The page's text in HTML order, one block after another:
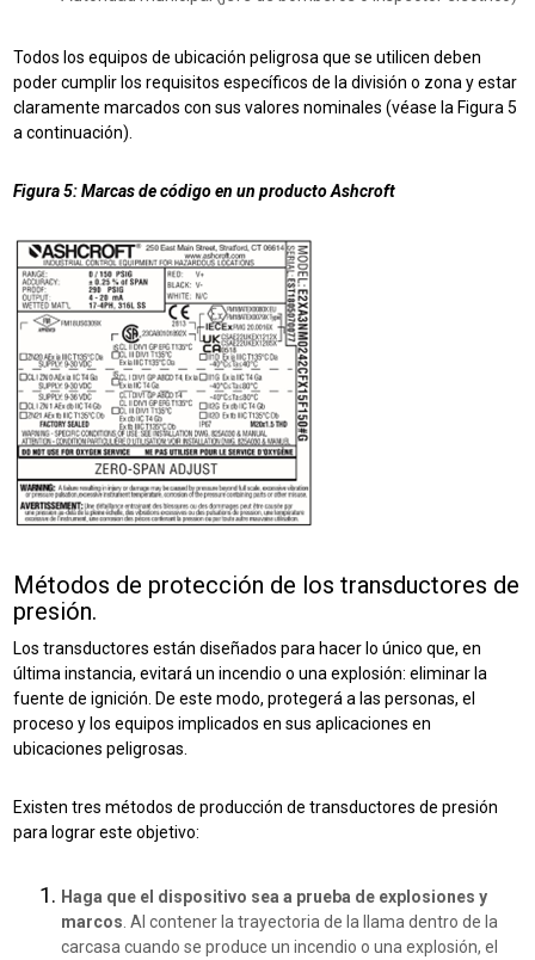
Todos los equipos de ubicación peligrosa que se utilicen deben
poder cumplir los requisitos específicos de la división o zona y estar
claramente marcados con sus valores nominales (véase la Figura 5
a continuación).
Figura 5: Marcas de código en un producto Ashcroft
Métodos de protección de los transductores de
presión.
Los transductores están diseñados para hacer lo único que, en
última instancia, evitará un incendio o una explosión: eliminar la
fuente de ignición. De este modo, protegerá a las personas, el
proceso y los equipos implicados en sus aplicaciones en
ubicaciones peligrosas.
Existen tres métodos de producción de transductores de presión
para lograr este objetivo:
Haga que el dispositivo sea a prueba de explosiones y
marcos . Al contener la trayectoria de la llama dentro de la
carcasa cuando se produce un incendio o una explosión, el